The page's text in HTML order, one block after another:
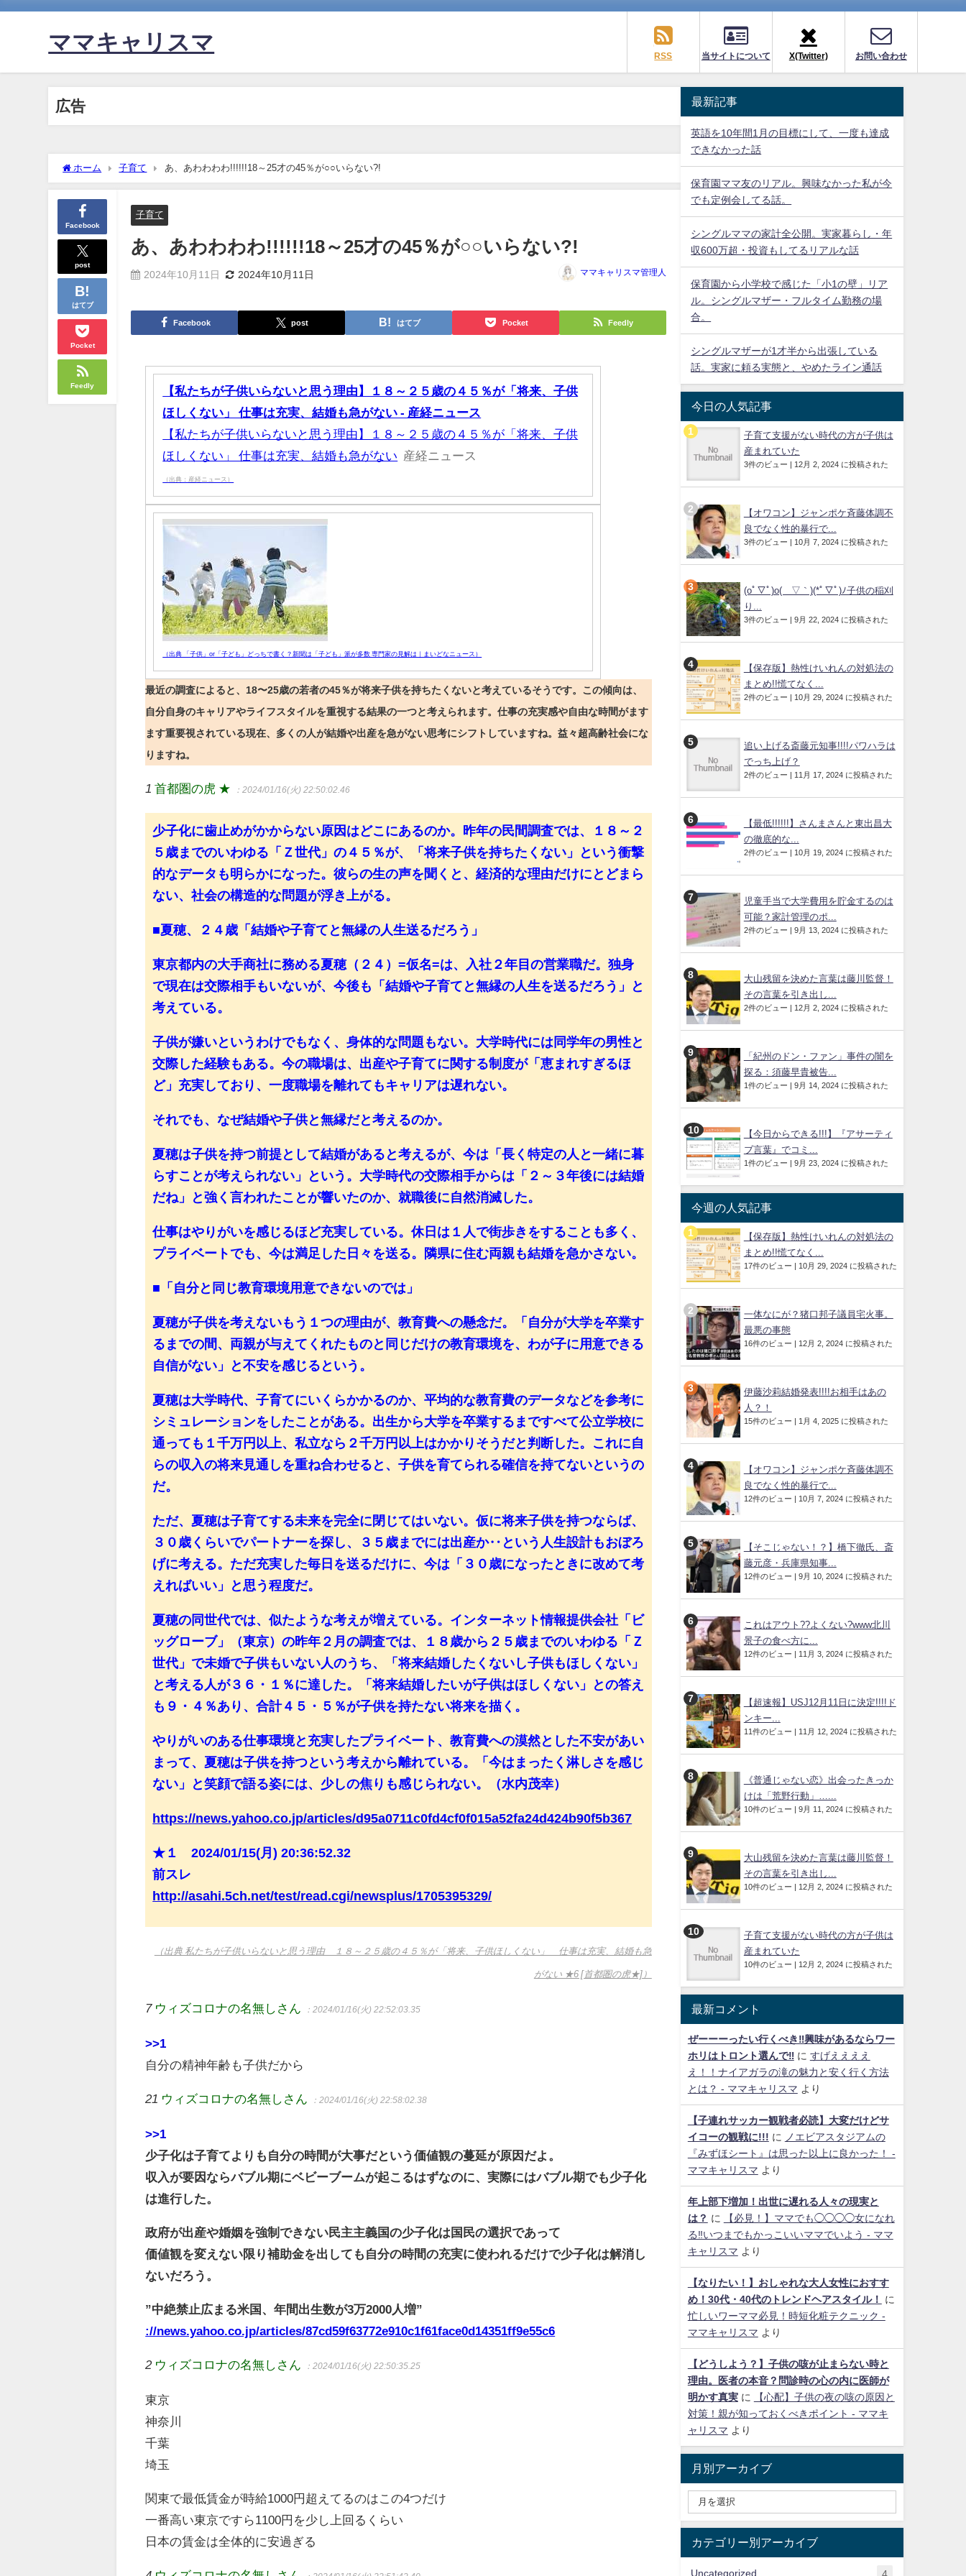
ママキャリスマ
RSS 当サイトについて X(Twitter) お問い合わせ
広告
ホーム 子育て あ、あわわわわ!!!!!!18～25才の45％が○○いらない?!
Facebook
post
はてブ
Pocket
Feedly
子育て
あ、あわわわわ!!!!!!18～25才の45％が○○いらない?!
2024年10月11日 2024年10月11日 ママキャリスマ管理人
Facebook post はてブ Pocket Feedly
【私たちが子供いらないと思う理由】１８～２５歳の４５％が「将来、子供
ほしくない」 仕事は充実、結婚も急がない - 産経ニュース
【私たちが子供いらないと思う理由】１８～２５歳の４５％が「将来、子供
ほしくない」 仕事は充実、結婚も急がない
産経ニュース
（出典：産経ニュース）
（出典 「子供」or「子ども」どっちで書く？新聞は「子ども」派が多数 専門家の見解は｜まいどなニュース）
最近の調査によると、18〜25歳の若者の45％が将来子供を持ちたくないと考えているそうです。この傾向は、
自分自身のキャリアやライフスタイルを重視する結果の一つと考えられます。仕事の充実感や自由な時間がます
ます重要視されている現在、多くの人が結婚や出産を急がない思考にシフトしていますね。益々超高齢社会にな
りますね。
1 首都圏の虎 ★ ：2024/01/16(火) 22:50:02.46
少子化に歯止めがかからない原因はどこにあるのか。昨年の民間調査では、１８～２
５歳までのいわゆる「Ｚ世代」の４５％が、「将来子供を持ちたくない」という衝撃
的なデータも明らかになった。彼らの生の声を聞くと、経済的な理由だけにとどまら
ない、社会の構造的な問題が浮き上がる。
■夏穂、２４歳「結婚や子育てと無縁の人生送るだろう」
東京都内の大手商社に務める夏穂（２４）=仮名=は、入社２年目の営業職だ。独身
で現在は交際相手もいないが、今後も「結婚や子育てと無縁の人生を送るだろう」と
考えている。
子供が嫌いというわけでもなく、身体的な問題もない。大学時代には同学年の男性と
交際した経験もある。今の職場は、出産や子育てに関する制度が「恵まれすぎるほ
ど」充実しており、一度職場を離れてもキャリアは遅れない。
それでも、なぜ結婚や子供と無縁だと考えるのか。
夏穂は子供を持つ前提として結婚があると考えるが、今は「長く特定の人と一緒に暮
らすことが考えられない」という。大学時代の交際相手からは「２～３年後には結婚
だね」と強く言われたことが響いたのか、就職後に自然消滅した。
仕事はやりがいを感じるほど充実している。休日は１人で街歩きをすることも多く、
プライベートでも、今は満足した日々を送る。隣県に住む両親も結婚を急かさない。
■「自分と同じ教育環境用意できないのでは」
夏穂が子供を考えないもう１つの理由が、教育費への懸念だ。「自分が大学を卒業す
るまでの間、両親が与えてくれたものと同じだけの教育環境を、わが子に用意できる
自信がない」と不安を感じるという。
夏穂は大学時代、子育てにいくらかかるのか、平均的な教育費のデータなどを参考に
シミュレーションをしたことがある。出生から大学を卒業するまですべて公立学校に
通っても１千万円以上、私立なら２千万円以上はかかりそうだと判断した。これに自
らの収入の将来見通しを重ね合わせると、子供を育てられる確信を持てないというの
だ。
ただ、夏穂は子育てする未来を完全に閉じてはいない。仮に将来子供を持つならば、
３０歳くらいでパートナーを探し、３５歳までには出産か‥という人生設計もおぼろ
げに考える。ただ充実した毎日を送るだけに、今は「３０歳になったときに改めて考
えればいい」と思う程度だ。
夏穂の同世代では、似たような考えが増えている。インターネット情報提供会社「ビ
ッグローブ」（東京）の昨年２月の調査では、１８歳から２５歳までのいわゆる「Ｚ
世代」で未婚で子供もいない人のうち、「将来結婚したくないし子供もほしくない」
と考える人が３６・１％に達した。「将来結婚したいが子供はほしくない」との答え
も９・４％あり、合計４５・５％が子供を持たない将来を描く。
やりがいのある仕事環境と充実したプライベート、教育費への漠然とした不安があい
まって、夏穂は子供を持つという考えから離れている。「今はまったく淋しさを感じ
ない」と笑顔で語る姿には、少しの焦りも感じられない。（水内茂幸）
https://news.yahoo.co.jp/articles/d95a0711c0fd4cf0f015a52fa24d424b90f5b367
★１ 2024/01/15(月) 20:36:52.32
前スレ
http://asahi.5ch.net/test/read.cgi/newsplus/1705395329/
（出典 私たちが子供いらないと思う理由 １８～２５歳の４５％が「将来、子供ほしくない」 仕事は充実、結婚も急
がない ★6 [首都圏の虎★]）
7 ウィズコロナの名無しさん ：2024/01/16(火) 22:52:03.35
>>1
自分の精神年齢も子供だから
21 ウィズコロナの名無しさん ：2024/01/16(火) 22:58:02.38
>>1
少子化は子育てよりも自分の時間が大事だという価値観の蔓延が原因だよ。
収入が要因ならバブル期にベビーブームが起こるはずなのに、実際にはバブル期でも少子化
は進行した。
政府が出産や婚姻を強制できない民主主義国の少子化は国民の選択であって
価値観を変えない限り補助金を出しても自分の時間の充実に使われるだけで少子化は解消し
ないだろう。
”中絶禁止広まる米国、年間出生数が3万2000人増”
://news.yahoo.co.jp/articles/87cd59f63772e910c1f61face0d14351ff9e55c6
2 ウィズコロナの名無しさん ：2024/01/16(火) 22:50:35.25
東京
神奈川
千葉
埼玉
関東で最低賃金が時給1000円超えてるのはこの4つだけ
一番高い東京ですら1100円を少し上回るくらい
日本の賃金は全体的に安過ぎる
最新記事
英語を10年間1月の目標にして、一度も達成
できなかった話
保育園ママ友のリアル。興味なかった私が今
でも定例会してる話。
シングルママの家計全公開。実家暮らし・年
収600万超・投資もしてるリアルな話
保育園から小学校で感じた「小1の壁」リア
ル。シングルマザー・フルタイム勤務の場
合。
シングルマザーが1才半から出張している
話。実家に頼る実態と、やめたライン通話
今日の人気記事
子育て支援がない時代の方が子供は
産まれていた
3件のビュー | 12月 2, 2024 に投稿された
【オワコン】ジャンポケ斉藤体調不
良でなく性的暴行で...
3件のビュー | 10月 7, 2024 に投稿された
(oﾟ▽ﾟ)o(´▽｀)(*ﾟ▽ﾟ)ﾉ子供の稲刈
り...
3件のビュー | 9月 22, 2024 に投稿された
【保存版】熱性けいれんの対処法の
まとめ!!慌てなく...
2件のビュー | 10月 29, 2024 に投稿された
追い上げる斎藤元知事!!!!パワハラは
でっち上げ？
2件のビュー | 11月 17, 2024 に投稿された
【最低!!!!!!】さんまさんと東出昌大
の徹底的な...
2件のビュー | 10月 19, 2024 に投稿された
児童手当で大学費用を貯金するのは
可能？家計管理のポ...
2件のビュー | 9月 13, 2024 に投稿された
大山残留を決めた言葉は藤川監督！
その言葉を引き出し...
2件のビュー | 12月 2, 2024 に投稿された
「紀州のドン・ファン」事件の闇を
探る：須藤早貴被告...
1件のビュー | 9月 14, 2024 に投稿された
【今日からできる!!!】『アサーティ
ブ言葉』でコミ...
1件のビュー | 9月 23, 2024 に投稿された
今週の人気記事
【保存版】熱性けいれんの対処法の
まとめ!!慌てなく...
17件のビュー | 10月 29, 2024 に投稿された
一体なにが？猪口邦子議員宅火事。
最悪の事態
16件のビュー | 12月 2, 2024 に投稿された
伊藤沙莉結婚発表!!!!お相手はあの
人？！
15件のビュー | 1月 4, 2025 に投稿された
【オワコン】ジャンポケ斉藤体調不
良でなく性的暴行で...
12件のビュー | 10月 7, 2024 に投稿された
【そこじゃない！？】橋下徹氏、斎
藤元彦・兵庫県知事...
12件のビュー | 9月 10, 2024 に投稿された
これはアウト??よくない?www北川
景子の食べ方に...
12件のビュー | 11月 3, 2024 に投稿された
【超速報】USJ12月11日に決定!!!!ド
ンキー...
11件のビュー | 11月 12, 2024 に投稿された
《普通じゃない恋》出会ったきっか
けは「荒野行動」…...
10件のビュー | 9月 11, 2024 に投稿された
大山残留を決めた言葉は藤川監督！
その言葉を引き出し...
10件のビュー | 12月 2, 2024 に投稿された
子育て支援がない時代の方が子供は
産まれていた
10件のビュー | 12月 2, 2024 に投稿された
最新コメント
ぜーーーったい行くべき‼興味があるならワー
ホリはトロント選んで‼に すげええええ
え！！ナイアガラの滝の魅力と安く行く方法
とは？ - ママキャリスマ より
【子連れサッカー観戦者必読】大変だけどサ
イコーの観戦に!!! に
ノエビアスタジアムの
『みずほシート』は思った以上に良かった！ -
ママキャリスマ より
年上部下増加！出世に遅れる人々の現実と
は？ に
【必見！】ママでも◯◯◯◯女になれ
る‼いつまでもかっこいいママでいよう - ママ
キャリスマ より
【なりたい！】おしゃれな大人女性におすす
め！30代・40代のトレンドヘアスタイル！
に
忙しいワーママ必見！時短化粧テクニック -
ママキャリスマ より
【どうしよう？】子供の咳が止まらない時と
理由。医者の本音？問診時の心の内に医師が
明かす真実に
【心配】子供の夜の咳の原因と
対策！親が知っておくべきポイント - ママキ
ャリスマ より
月別アーカイブ
カテゴリー別アーカイブ
Uncategorized